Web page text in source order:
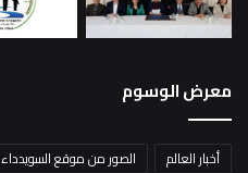
معرض الوسوم
أخبار العالم الصور من موقع السويدداء 24